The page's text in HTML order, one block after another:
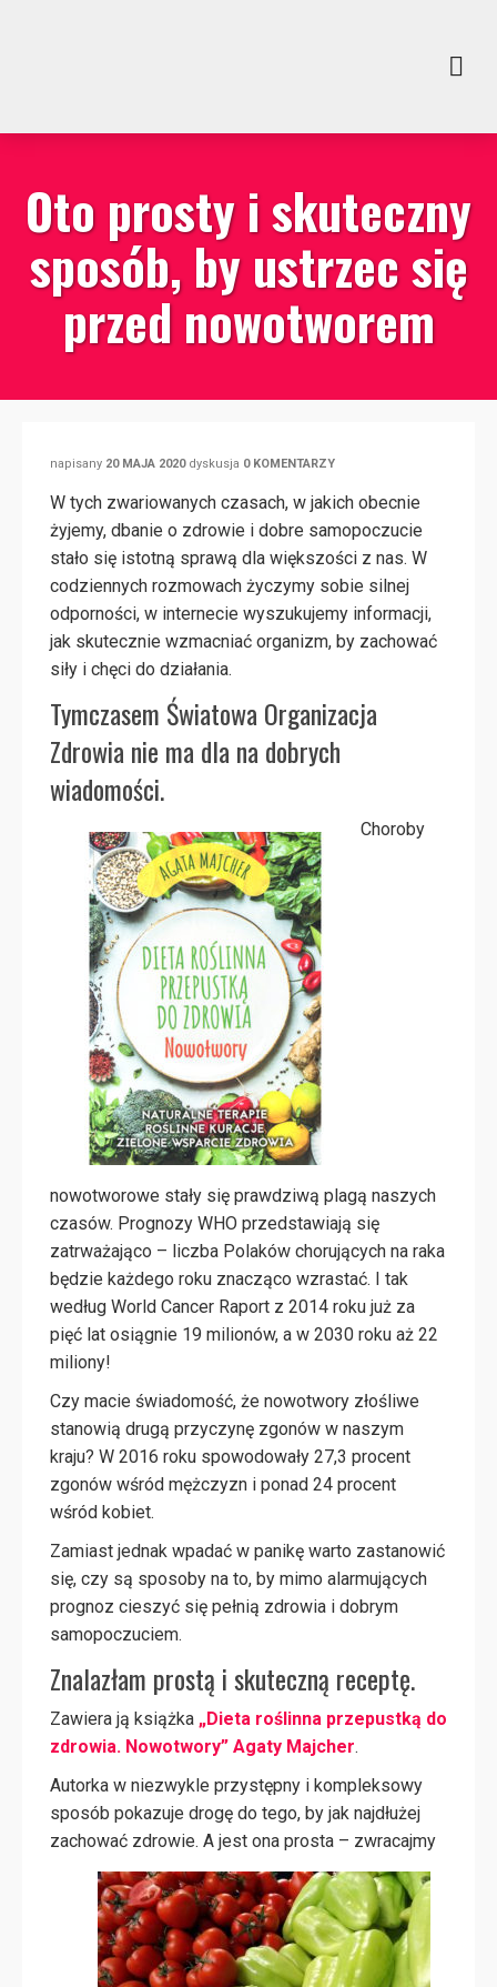
Oto prosty i skuteczny
sposób, by ustrzec się
przed nowotworem
napisany 20 MAJA 2020 dyskusja 0 KOMENTARZY
W tych zwariowanych czasach, w jakich obecnie
żyjemy, dbanie o zdrowie i dobre samopoczucie
stało się istotną sprawą dla większości z nas. W
codziennych rozmowach życzymy sobie silnej
odporności, w internecie wyszukujemy informacji,
jak skutecznie wzmacniać organizm, by zachować
siły i chęci do działania.
Tymczasem Światowa Organizacja
Zdrowia nie ma dla na dobrych
wiadomości.
Choroby
nowotworowe stały się prawdziwą plagą naszych
czasów. Prognozy WHO przedstawiają się
zatrważająco – liczba Polaków chorujących na raka
będzie każdego roku znacząco wzrastać. I tak
według World Cancer Raport z 2014 roku już za
pięć lat osiągnie 19 milionów, a w 2030 roku aż 22
miliony!
Czy macie świadomość, że nowotwory złośliwe
stanowią drugą przyczynę zgonów w naszym
kraju? W 2016 roku spowodowały 27,3 procent
zgonów wśród mężczyzn i ponad 24 procent
wśród kobiet.
Zamiast jednak wpadać w panikę warto zastanowić
się, czy są sposoby na to, by mimo alarmujących
prognoz cieszyć się pełnią zdrowia i dobrym
samopoczuciem.
Znalazłam prostą i skuteczną receptę.
Zawiera ją książka „Dieta roślinna przepustką do
zdrowia. Nowotwory” Agaty Majcher.
Autorka w niezwykle przystępny i kompleksowy
sposób pokazuje drogę do tego, by jak najdłużej
zachować zdrowie. A jest ona prosta – zwracajmy